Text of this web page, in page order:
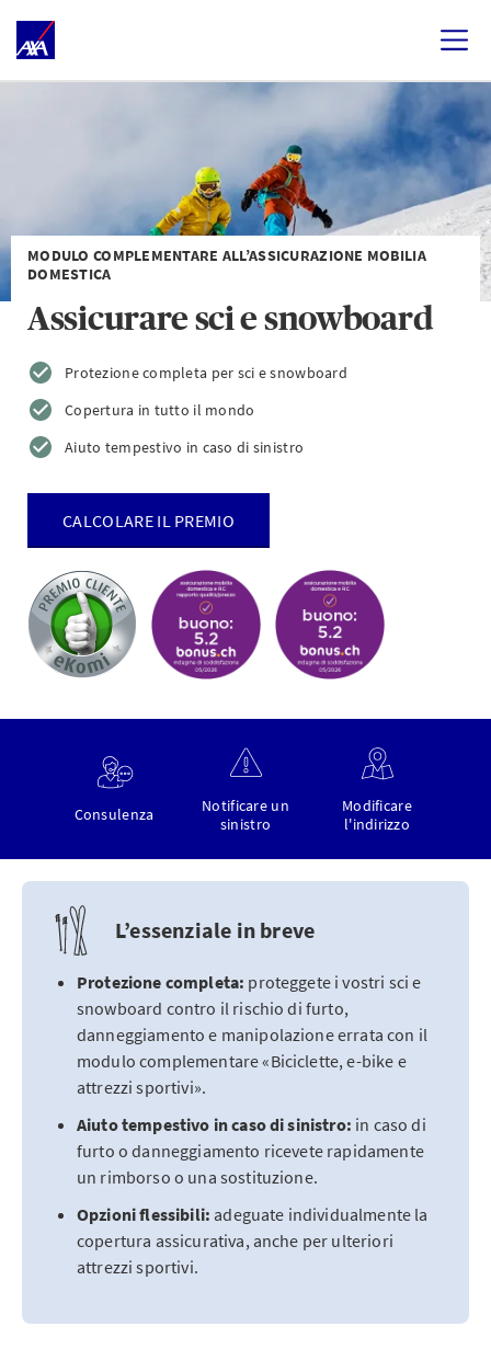
MODULO COMPLEMENTARE ALL’ASSICURAZIONE MOBILIA
DOMESTICA
Assicurare sci e snowboard
Protezione completa per sci e snowboard
Copertura in tutto il mondo
Aiuto tempestivo in caso di sinistro
CALCOLARE IL PREMIO
Consulenza
Notificare un
sinistro
Modificare
l'indirizzo
L’essenziale in breve
Protezione completa: proteggete i vostri sci e
snowboard contro il rischio di furto,
danneggiamento e manipolazione errata con il
modulo complementare «Biciclette, e-bike e
attrezzi sportivi».
Aiuto tempestivo in caso di sinistro: in caso di
furto o danneggiamento ricevete rapidamente
un rimborso o una sostituzione.
Opzioni flessibili: adeguate individualmente la
copertura assicurativa, anche per ulteriori
attrezzi sportivi.